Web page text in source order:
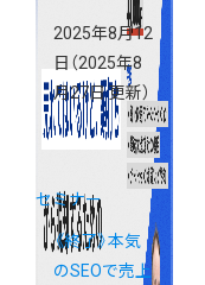
2025年8月12
日 （2025年8
月27日 更新）
セミナー
《終了》本気
のSEOで売上